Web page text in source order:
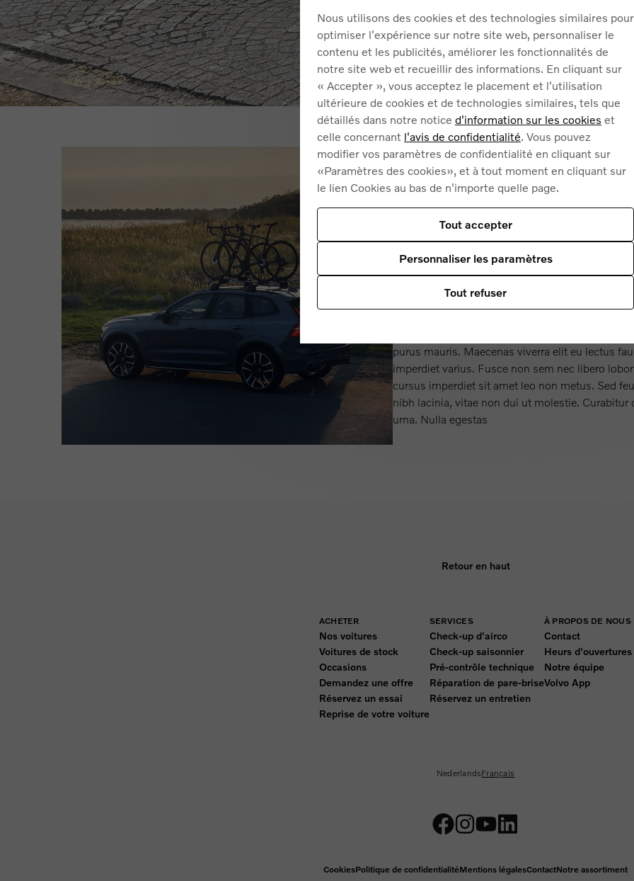
purus mauris. Maecenas viverra elit eu lectus faucibus, eget cursus dolor semper. Aliquam cursus
imperdiet varius. Fusce non sem nec libero lobortis euismod. Maecenas et tortor sit amet nulla
cursus imperdiet sit amet leo non metus. Sed feugiat vulputate eros,ac. Nunc fermentum turpis id
nibh lacinia, vitae non dui ut molestie. Curabitur odio erat, tristique vitae dui eu, vulputate consequat
urna. Nulla egestas
Prefix
Nec volutpat
Some buttons text
Lorem ipsum dolor sit amet, consectetur
congue aliquam. Mauris nec volutpat dolor,
amet venenatis mi maximus sit amet. Fusce id
purus mauris. Maecenas viverra elit eu lectus
imperdiet varius. Fusce non sem nec libero
cursus imperdiet sit amet leo non metus. Sed
nibh lacinia, vitae non dui ut molestie.
urna. Nulla egestas
Retour en haut
ACHETER
Nos voitures
Voitures de stock
Occasions
Demandez une offre
Réservez un essai
Reprise de votre voiture
SERVICES
Check-up d'airco
Check-up saisonnier
Pré-contrôle technique
Réparation de pare-brise
Réservez un entretien
À PROPOS DE NOUS
Contact
Heurs d'ouvertures
Notre équipe
Volvo App
NederlandsFrançais
CookiesPolitique de confidentialitéMentions légalesContactNotre assortiment
Nous utilisons des cookies et des technologies similaires pour
optimiser l'expérience sur notre site web, personnaliser le
contenu et les publicités, améliorer les fonctionnalités de
notre site web et recueillir des informations. En cliquant sur
« Accepter », vous acceptez le placement et l'utilisation
ultérieure de cookies et de technologies similaires, tels que
détaillés dans notre notice d'information sur les cookies et
celle concernant l'avis de confidentialité. Vous pouvez
modifier vos paramètres de confidentialité en cliquant sur
«Paramètres des cookies», et à tout moment en cliquant sur
le lien Cookies au bas de n'importe quelle page.
Tout accepter
Personnaliser les paramètres
Tout refuser